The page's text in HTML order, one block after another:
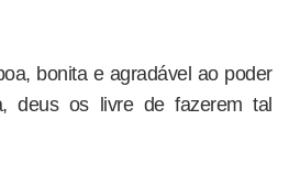
bonita e agradável ao poder
deus os livre de fazerem tal